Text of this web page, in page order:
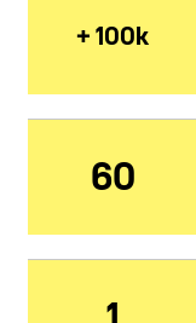
+ 100k
60